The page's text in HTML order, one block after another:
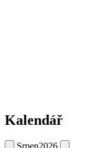
Kalendář
Srpen2026